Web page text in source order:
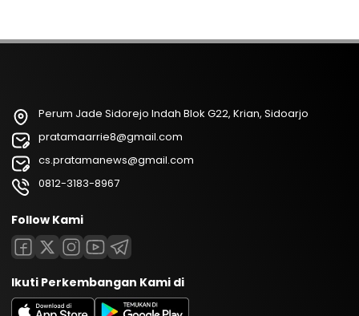
Perum Jade Sidorejo Indah Blok G22, Krian, Sidoarjo
pratamaarrie8@gmail.com
cs.pratamanews@gmail.com
0812-3183-8967
Follow Kami
Ikuti Perkembangan Kami di